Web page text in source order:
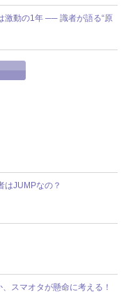
激動の1年 ── 識者が語る“原
はJUMPなの？
スマオタが懸命に考える！